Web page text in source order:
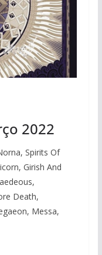
2022
Spirits Of
Girish And
Death,
Messa,